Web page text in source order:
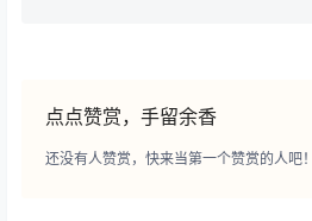
点点赞赏，手留余香
还没有人赞赏，快来当第一个赞赏的人吧！